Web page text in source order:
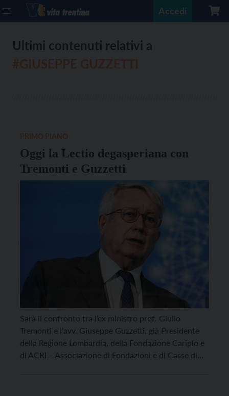
Accedi
Ultimi contenuti relativi a
Oggi la Lectio degasperiana con
Tremonti e Guzzetti
Sarà il confronto tra l’ex ministro prof. Giulio
Tremonti e l’avv. Giuseppe Guzzetti, già Presidente
della Regione Lombardia, della Fondazione Cariplo e
di ACRI – Associazione di Fondazioni e di Casse di